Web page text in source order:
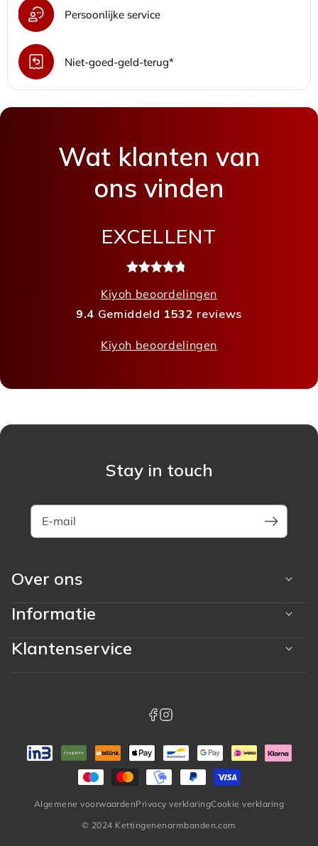
Persoonlijke service
Niet-goed-geld-terug*
Wat klanten van
ons vinden
EXCELLENT
Kiyoh beoordelingen
9.4 Gemiddeld 1532 reviews
Kiyoh beoordelingen
Stay in touch
E-mail
Over ons
Informatie
Klantenservice
© 2024 Kettingenenarmbanden.com
Algemene voorwaardenPrivacy verklaringCookie verklaring
facebook
instagram
whatsapp